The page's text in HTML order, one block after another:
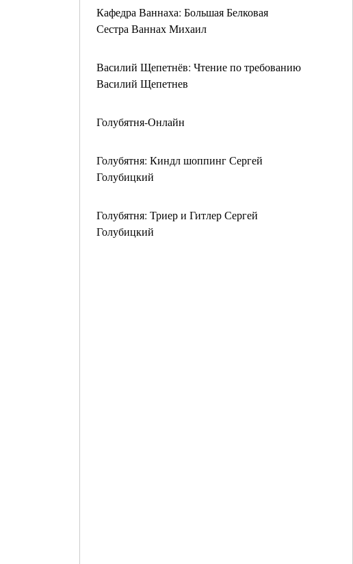
Кафедра Ваннаха: Большая Белковая
Сестра Ваннах Михаил
Василий Щепетнёв: Чтение по требованию
Василий Щепетнев
Голубятня-Онлайн
Голубятня: Киндл шоппинг Сергей
Голубицкий
Голубятня: Триер и Гитлер Сергей
Голубицкий